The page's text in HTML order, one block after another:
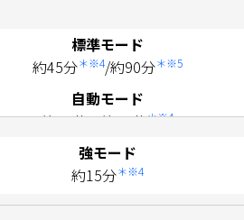
標準モード
約45分＊※4/約90分＊※5
自動モード
約15分～約35分＊※4
強モード
約15分＊※4